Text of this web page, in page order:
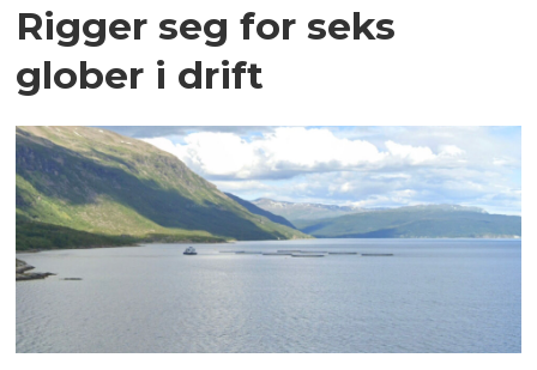
Rigger seg for seks
glober i drift